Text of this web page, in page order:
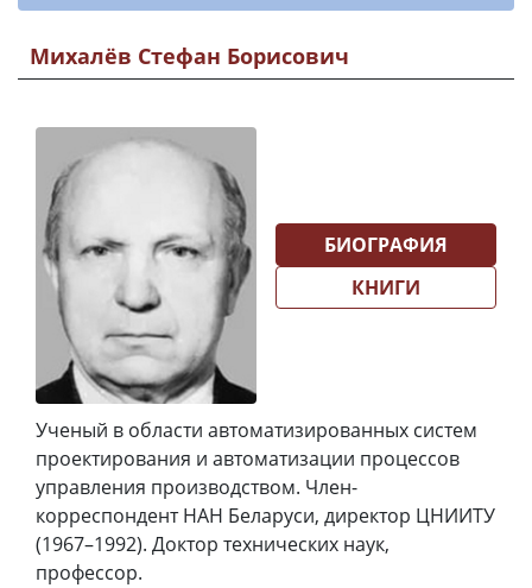
Михалёв Стефан Борисович
Ученый в области автоматизированных систем
проектирования и автоматизации процессов
управления производством. Член-
корреспондент НАН Беларуси, директор ЦНИИТУ
(1967–1992). Доктор технических наук,
профессор.
БИОГРАФИЯ
КНИГИ